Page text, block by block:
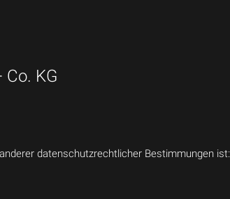
KG
datenschutzrechtlicher Bestimmungen ist: